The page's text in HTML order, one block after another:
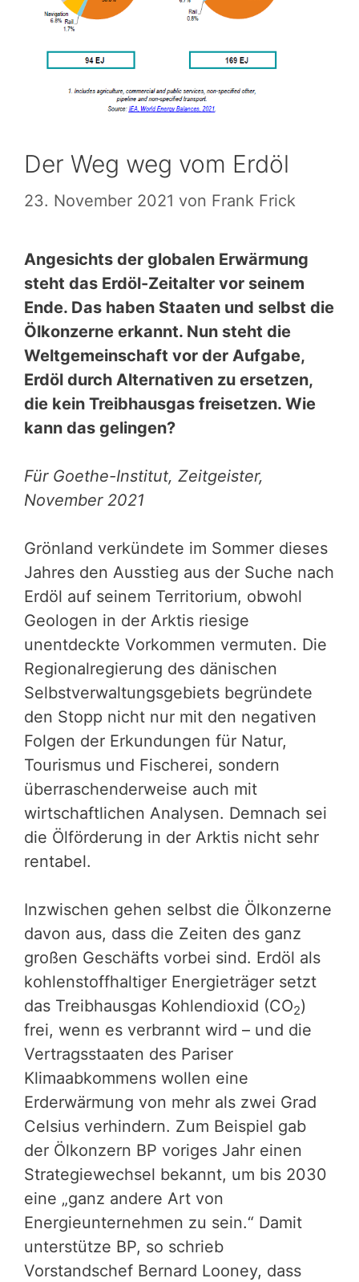
Der Weg weg vom Erdöl
23. November 2021 von Frank Frick
Angesichts der globalen Erwärmung
steht das Erdöl-Zeitalter vor seinem
Ende. Das haben Staaten und selbst die
Ölkonzerne erkannt. Nun steht die
Weltgemeinschaft vor der Aufgabe,
Erdöl durch Alternativen zu ersetzen,
die kein Treibhausgas freisetzen. Wie
kann das gelingen?
Für Goethe-Institut, Zeitgeister,
November 2021
Grönland verkündete im Sommer dieses
Jahres den Ausstieg aus der Suche nach
Erdöl auf seinem Territorium, obwohl
Geologen in der Arktis riesige
unentdeckte Vorkommen vermuten. Die
Regionalregierung des dänischen
Selbstverwaltungsgebiets begründete
den Stopp nicht nur mit den negativen
Folgen der Erkundungen für Natur,
Tourismus und Fischerei, sondern
überraschenderweise auch mit
wirtschaftlichen Analysen. Demnach sei
die Ölförderung in der Arktis nicht sehr
rentabel.
Inzwischen gehen selbst die Ölkonzerne
davon aus, dass die Zeiten des ganz
großen Geschäfts vorbei sind. Erdöl als
kohlenstoffhaltiger Energieträger setzt
das Treibhausgas Kohlendioxid (CO2)
frei, wenn es verbrannt wird – und die
Vertragsstaaten des Pariser
Klimaabkommens wollen eine
Erderwärmung von mehr als zwei Grad
Celsius verhindern. Zum Beispiel gab
der Ölkonzern BP voriges Jahr einen
Strategiewechsel bekannt, um bis 2030
eine „ganz andere Art von
Energieunternehmen zu sein.“ Damit
unterstütze BP, so schrieb
Vorstandschef Bernard Looney, dass